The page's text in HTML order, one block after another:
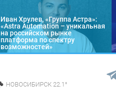
Иван Хрулев, «Группа Астра»:
«Astra Automation – уникальная
на российском рынке
платформа по спектру
возможностей»
НОВОСИБИРСК 22.1 °